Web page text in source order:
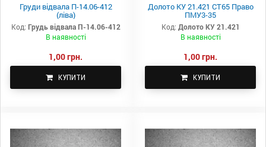
Груди відвала П-14.06-412
(ліва)
Код: Грудь відвала П-14.06-412
В наявності
1,00 грн.
КУПИТИ
Долото КУ 21.421 СТ65 Право
ПМУ3-35
Код: Долото КУ 21.421
В наявності
1,00 грн.
КУПИТИ